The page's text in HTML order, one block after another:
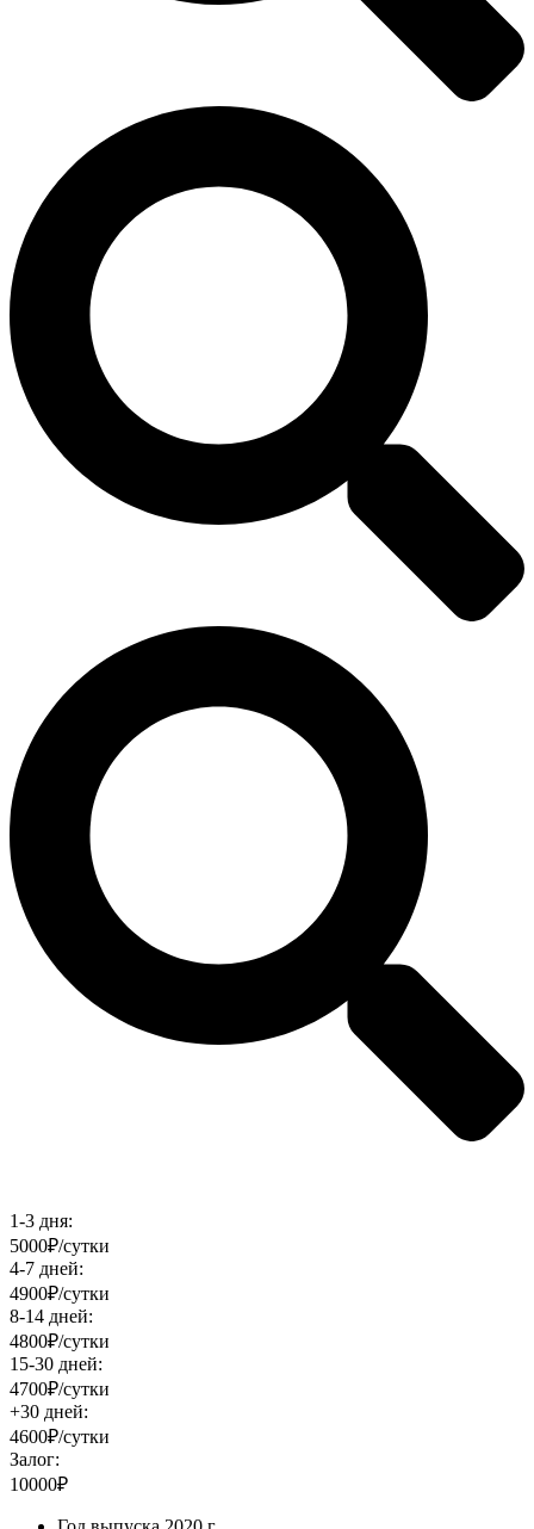
1-3 дня:
5000₽/сутки
4-7 дней:
4900₽/сутки
8-14 дней:
4800₽/сутки
15-30 дней:
4700₽/сутки
+30 дней:
4600₽/сутки
Залог:
10000₽